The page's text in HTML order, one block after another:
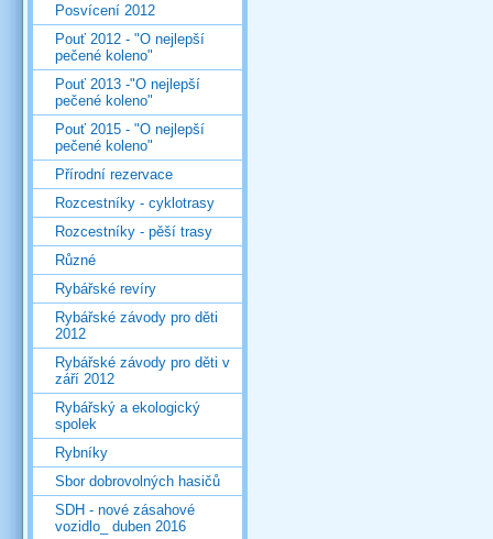
Posvícení 2012
Pouť 2012 - "O nejlepší
pečené koleno"
Pouť 2013 -"O nejlepší
pečené koleno"
Pouť 2015 - "O nejlepší
pečené koleno"
Přírodní rezervace
Rozcestníky - cyklotrasy
Rozcestníky - pěší trasy
Různé
Rybářské revíry
Rybářské závody pro děti
2012
Rybářské závody pro děti v
září 2012
Rybářský a ekologický
spolek
Rybníky
Sbor dobrovolných hasičů
SDH - nové zásahové
vozidlo_ duben 2016